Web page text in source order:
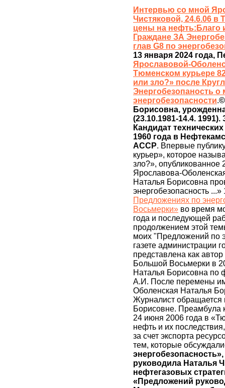
Интервью со мной
Чистяковой, 24.6.06 в
цены на нефть:Благо
Граждане ЗА
глав G8 по
13 января 2024 года,
Ярославовой-
Тюменском курьере
или зло?» после
Энергобезопаность о
энергобезопасности.
Борисовна,
(23.10.1981-14.4. 1991).
Кандидат
1960 года в
АССР. Впервые
курьер», которое
зло?», опубликованное
Ярославова-
Наталья Борисовна
энергобезопасность
Предложениях по
Восьмерки» во время
года и последующей
продолжением этой
моих "Предложений по
газете администрации
представлена как
Большой Восьмерки в
Наталья Борисовна по
А.И. После перемены
Оболенская Наталья
Журналист обращается
Борисовне. Преамбула
24 июня 2006 года в
нефть и их
за счет экспорта
тем, которые
руководила Наталья
нефтегазовых
«Предложений